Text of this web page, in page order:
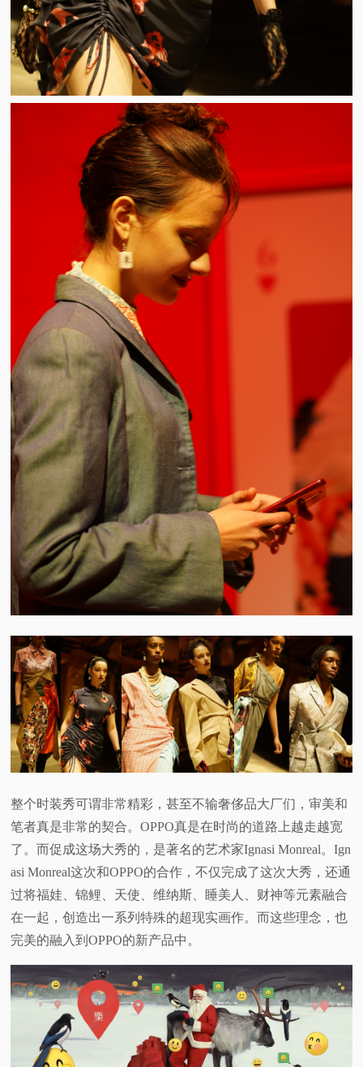
整个时装秀可谓非常精彩，甚至不输奢侈品大厂们，审美和
笔者真是非常的契合。OPPO真是在时尚的道路上越走越宽
了。而促成这场大秀的，是著名的艺术家Ignasi Monreal。Ign
asi Monreal这次和OPPO的合作，不仅完成了这次大秀，还通
过将福娃、锦鲤、天使、维纳斯、睡美人、财神等元素融合
在一起，创造出一系列特殊的超现实画作。而这些理念，也
完美的融入到OPPO的新产品中。